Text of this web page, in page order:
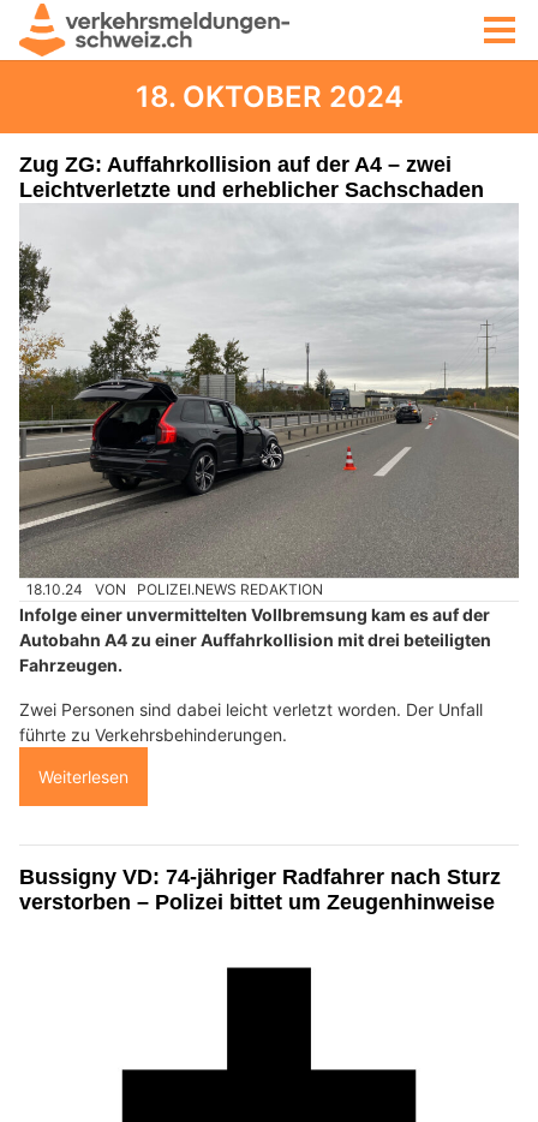
18. OKTOBER 2024
Zug ZG: Auffahrkollision auf der A4 – zwei
Leichtverletzte und erheblicher Sachschaden
18.10.24 VON POLIZEI.NEWS REDAKTION
Infolge einer unvermittelten Vollbremsung kam es auf der
Autobahn A4 zu einer Auffahrkollision mit drei beteiligten
Fahrzeugen.
Zwei Personen sind dabei leicht verletzt worden. Der Unfall
führte zu Verkehrsbehinderungen.
Weiterlesen
Bussigny VD: 74-jähriger Radfahrer nach Sturz
verstorben – Polizei bittet um Zeugenhinweise